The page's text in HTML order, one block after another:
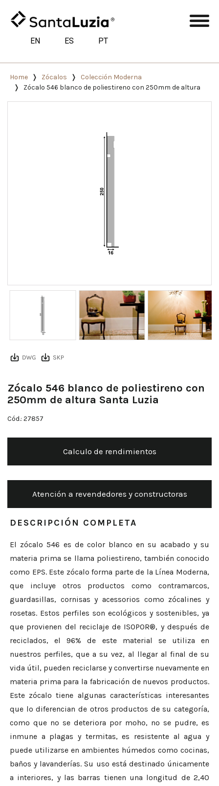
EN ES PT
Home Zócalos
Colección Moderna
Zócalo 546 blanco de poliestireno con 250mm de altura
Zócalo 546 blanco de poliestireno con
250mm de altura Santa Luzia
Cód.: 27857
Calculo de rendimientos
Atención a revendedores y constructoras
DESCRIPCIÓN COMPLETA
El zócalo 546 es de color blanco en su acabado y su
materia prima se llama poliestireno, también conocido
como EPS. Este zócalo forma parte de la Línea Moderna,
que incluye otros productos como contramarcos,
guardasillas, cornisas y acessorios como zócalines y
rosetas. Estos perfiles son ecológicos y sostenibles, ya
que provienen del reciclaje de ISOPOR®, y después de
reciclados, el 96% de este material se utiliza en
nuestros perfiles, que a su vez, al llegar al final de su
vida útil, pueden reciclarse y convertirse nuevamente en
materia prima para la fabricación de nuevos productos.
Este zócalo tiene algunas características interesantes
que lo diferencian de otros productos de su categoría,
como que no se deteriora por moho, no se pudre, es
inmune a plagas y termitas, es resistente al agua y
puede utilizarse en ambientes húmedos como cocinas,
baños y lavanderías. Su uso está destinado únicamente
a interiores, y las barras tienen una longitud de 2,40